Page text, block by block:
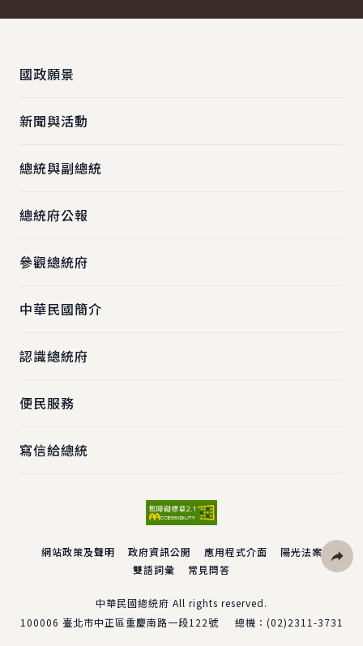
國政願景
新聞與活動
總統與副總統
總統府公報
參觀總統府
中華民國簡介
認識總統府
便民服務
寫信給總統
網站政策及聲明 政府資訊公開 應用程式介面
陽光法案
雙語詞彙
常見問答
中華民國總統府 All rights reserved.
100006 臺北市中正區重慶南路一段122號 總機： (02)2311-3731